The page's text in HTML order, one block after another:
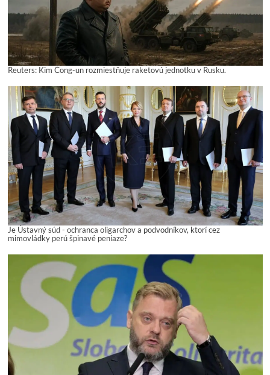
Reuters: Kim Čong-un rozmiestňuje raketovú jednotku v Rusku.
Je Ústavný súd - ochranca oligarchov a podvodníkov, ktorí cez
mimovládky perú špinavé peniaze?